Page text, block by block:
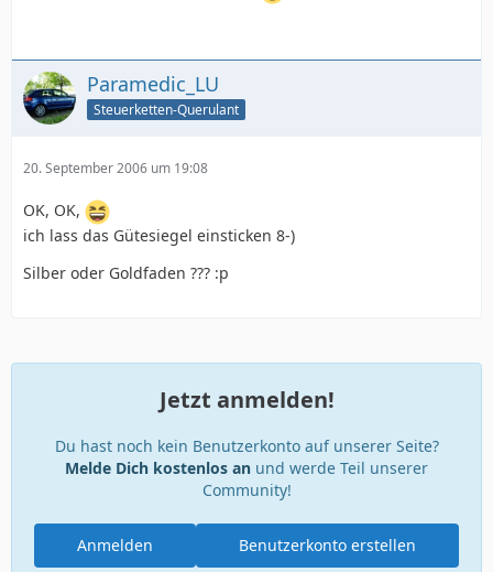
Paramedic_LU
Steuerketten-Querulant
20. September 2006 um 19:08
OK, OK,
ich lass das Gütesiegel einsticken 8-)
Silber oder Goldfaden ??? :p
Jetzt anmelden!
Du hast noch kein Benutzerkonto auf unserer Seite?
Melde Dich kostenlos an und werde Teil unserer
Community!
Benutzerkonto erstellen
Anmelden